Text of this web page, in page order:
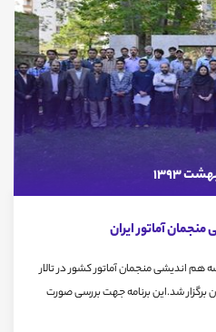
آماتور ایران
جلسه هم اندیشی منجمان آماتور کشور در تالار
برگزار شد.این برنامه جهت بررسی صورت